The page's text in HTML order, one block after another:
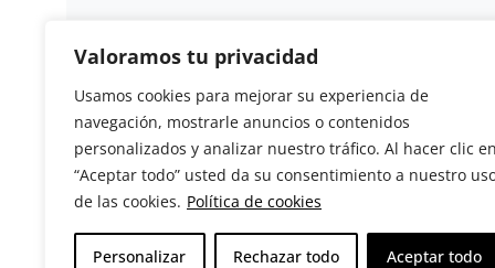
Valoramos tu privacidad
Usamos cookies para mejorar su experiencia de
navegación, mostrarle anuncios o contenidos
personalizados y analizar nuestro tráfico. Al hacer clic en
“Aceptar todo” usted da su consentimiento a nuestro
de las cookies. Política de cookies
Personalizar Rechazar todo Aceptar todo
Revista del Sector Hortofrutícola
C/ Presidente Cárdenas nº 10.
41013 Sevilla. ESPAÑA
Tel: (+34) 954 25 88 51